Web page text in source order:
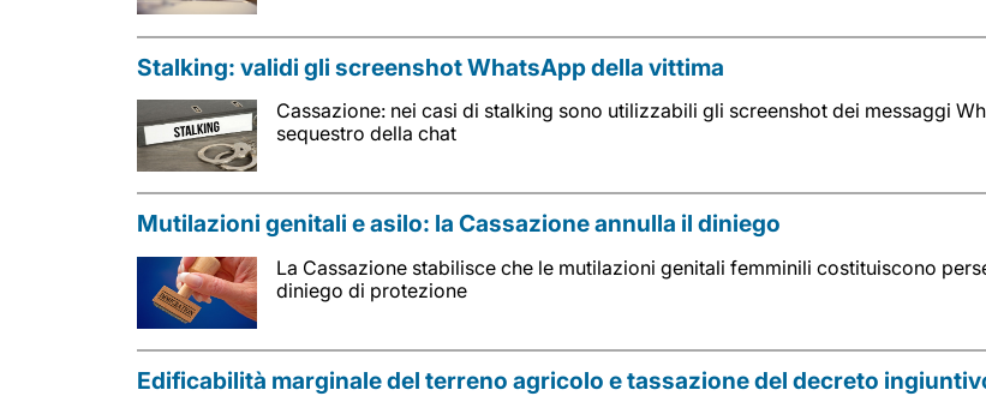
Stalking: validi gli screenshot WhatsApp della vittima
Cassazione: nei casi di stalking sono utilizzabili gli screenshot dei messaggi
sequestro della chat
Mutilazioni genitali e asilo: la Cassazione annulla il diniego
La Cassazione stabilisce che le mutilazioni genitali femminili costituiscono
diniego di protezione
Edificabilità marginale del terreno agricolo e tassazione del decreto